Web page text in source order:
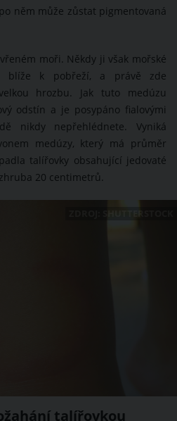
něm může zůstat pigmentovaná
moři. Někdy ji však mořské
blíže k pobřeží, a právě zde
hrozbu. Jak tuto medúzu
odstín a je posypáno fialovými
nikdy nepřehlédnete. Vyniká
medúzy, který má průměr
talířovky obsahující jedovaté
20 centimetrů.
talířovkou